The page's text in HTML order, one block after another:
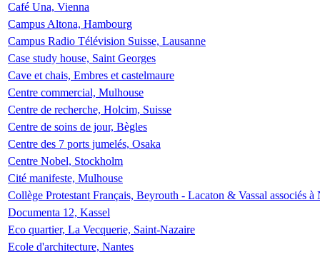
Café Una, Vienna
Campus Altona, Hambourg
Campus Radio Télévision Suisse, Lausanne
Case study house, Saint Georges
Cave et chais, Embres et castelmaure
Centre commercial, Mulhouse
Centre de recherche, Holcim, Suisse
Centre de soins de jour, Bègles
Centre des 7 ports jumelés, Osaka
Centre Nobel, Stockholm
Cité manifeste, Mulhouse
Collège Protestant Français, Beyrouth - Lacaton & Vassal associés
Documenta 12, Kassel
Eco quartier, La Vecquerie, Saint-Nazaire
Ecole d'architecture, Nantes